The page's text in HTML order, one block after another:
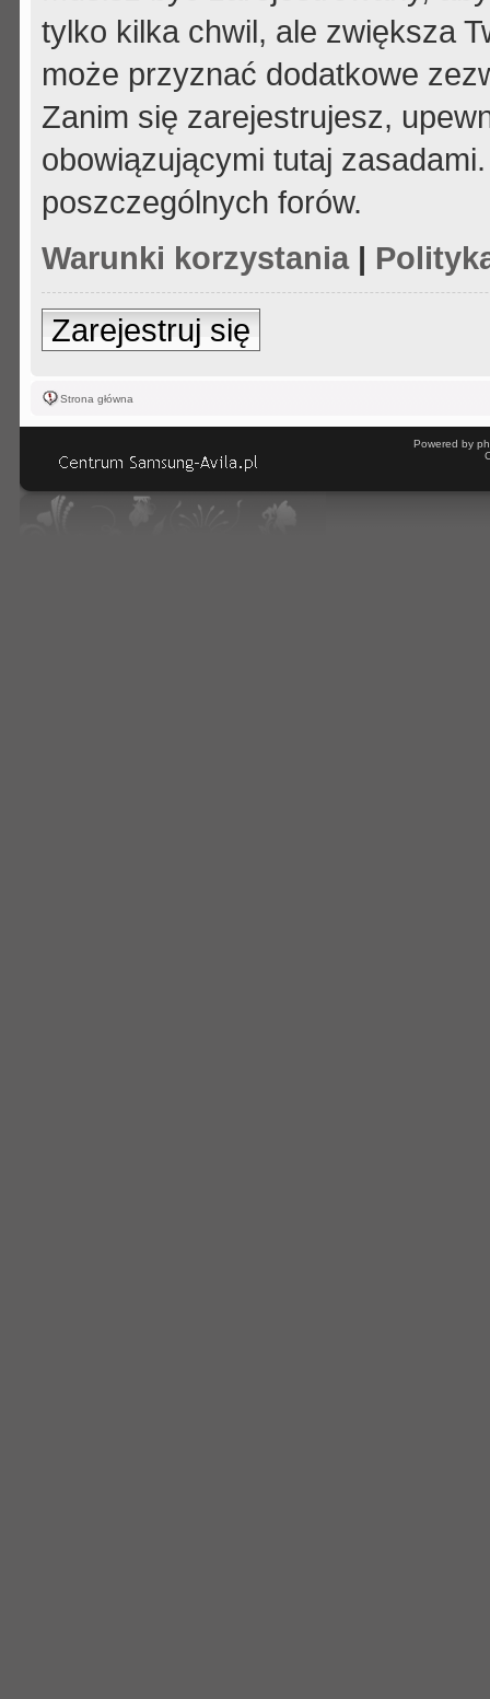
tylko kilka chwil, ale zwiększa
może przyznać dodatkowe
Zanim się zarejestrujesz,
obowiązującymi tutaj
poszczególnych forów.
Warunki korzystania|
Zarejestruj się
Strona główna
Powered by